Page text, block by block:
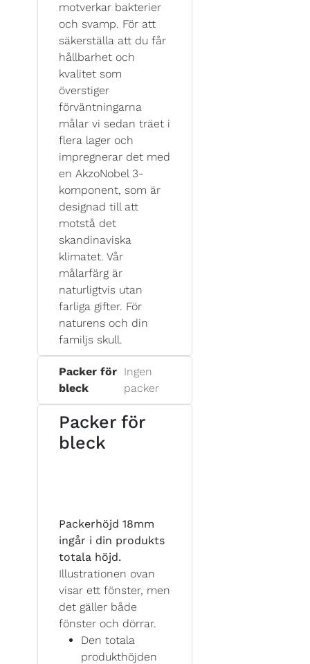
motverkar bakterier
och svamp. För att
säkerställa att du får
hållbarhet och
kvalitet som
överstiger
förväntningarna
målar vi sedan träet i
flera lager och
impregnerar det med
en AkzoNobel 3-
komponent, som är
designad till att
motstå det
skandinaviska
klimatet. Vår
målarfärg är
naturligtvis utan
farliga gifter. För
naturens och din
familjs skull.
Packer för
bleck
Ingen
packer
Packer för
bleck
Packerhöjd 18mm
ingår i din produkts
totala höjd.
Illustrationen ovan
visar ett fönster, men
det gäller både
fönster och dörrar.
Den totala
produkthöjden